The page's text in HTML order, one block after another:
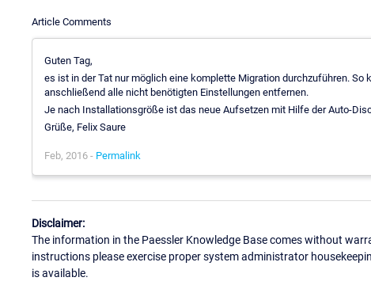
Article Comments
Guten Tag,
es ist in der Tat nur möglich eine komplette Migration durchzuführen.
anschließend alle nicht benötigten Einstellungen entfernen.
Je nach Installationsgröße ist das neue Aufsetzen mit Hilfe der Auto-
Grüße, Felix Saure
Feb, 2016 - Permalink
Disclaimer:
The information in the Paessler Knowledge Base comes without
instructions please exercise proper system administrator
is available.